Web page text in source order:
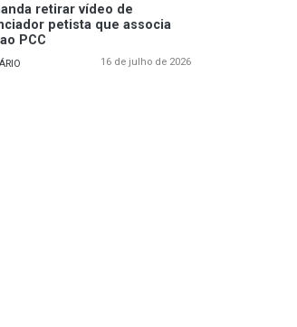
retirar vídeo de
petista que associa
PCC
16 de julho de 2026